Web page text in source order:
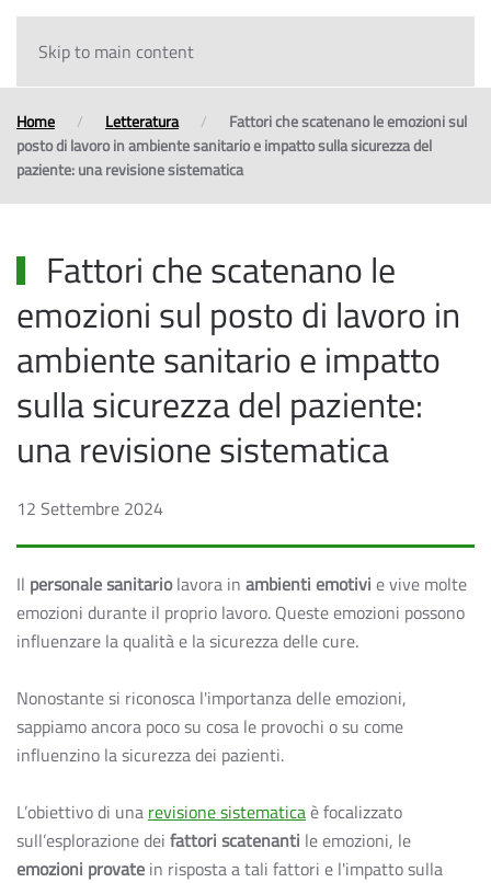
Skip to main content
Home Letteratura
Fattori che scatenano le emozioni sul
posto di lavoro in ambiente sanitario e impatto sulla sicurezza del
paziente: una revisione sistematica
Fattori che scatenano le
emozioni sul posto di lavoro in
ambiente sanitario e impatto
sulla sicurezza del paziente:
una revisione sistematica
12 Settembre 2024
Il personale sanitariolavora in ambienti emotivi e vive molte
emozioni durante il proprio lavoro. Queste emozioni possono
influenzare la qualità e la sicurezza delle cure.
Nonostante si riconosca l'importanza delle emozioni,
sappiamo ancora poco su cosa le provochi o su come
influenzino la sicurezza dei pazienti.
L’obiettivo di una revisione sistematicaè focalizzato
sull’esplorazione dei fattori scatenanti le emozioni, le
emozioni provate in risposta a tali fattori e l'impatto sulla